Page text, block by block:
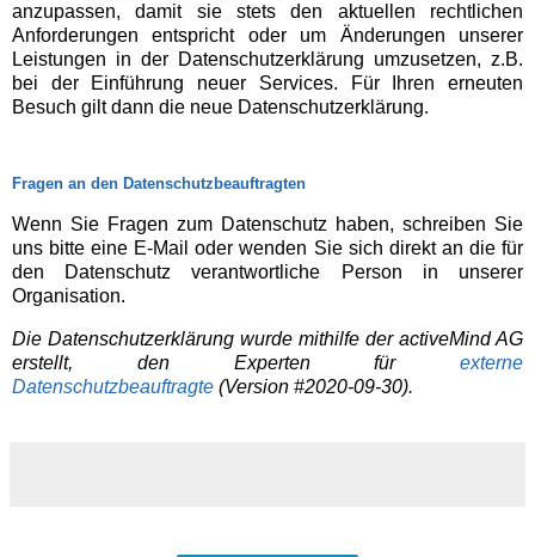
anzupassen, damit sie stets den aktuellen rechtlichen
Anforderungen entspricht oder um Änderungen unserer
Leistungen in der Datenschutzerklärung umzusetzen, z.B.
bei der Einführung neuer Services. Für Ihren erneuten
Besuch gilt dann die neue Datenschutzerklärung.
Fragen an den Datenschutzbeauftragten
Wenn Sie Fragen zum Datenschutz haben, schreiben Sie
uns bitte eine E-Mail oder wenden Sie sich direkt an die für
den Datenschutz verantwortliche Person in unserer
Organisation.
Die Datenschutzerklärung wurde mithilfe der activeMind AG
erstellt, den Experten für externe
Datenschutzbeauftragte (Version #2020-09-30).